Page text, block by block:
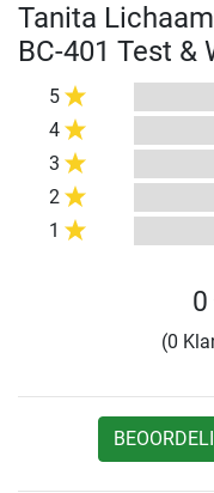
Tanita
BC-401 Test &
5
4
3
2
1
0
(0